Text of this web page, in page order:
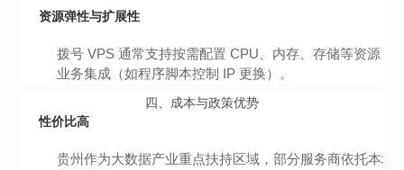
资源弹性与扩展性
拨号 VPS 通常支持按需配置 CPU、内存、存储等资源
业务集成（如程序脚本控制 IP 更换）。
四、 成本与政策优势
性价比高
贵州作为大数据产业重点扶持区域，部分服务商依托本